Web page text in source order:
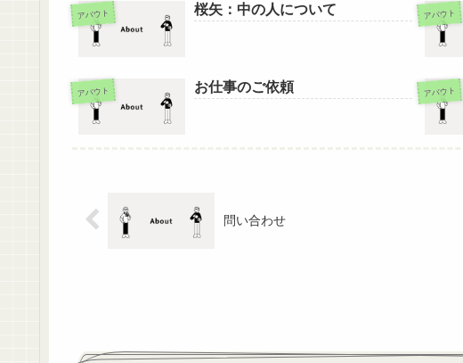
アバウト 桜矢：中の人について アバウト
アバウト お仕事のご依頼 アバウト
問い合わせ